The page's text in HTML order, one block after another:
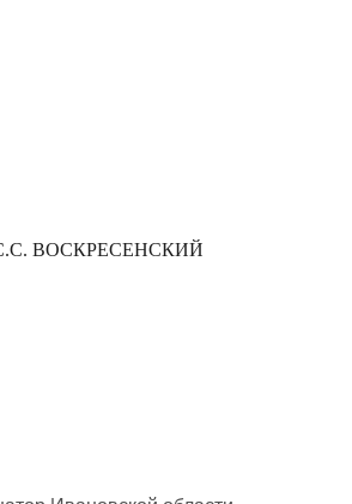
ВОСКРЕСЕНСКИЙ